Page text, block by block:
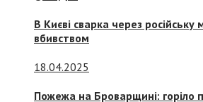
В Києві сварка через російську
вбивством
18.04.2025
Пожежа на Броварщині: горіло